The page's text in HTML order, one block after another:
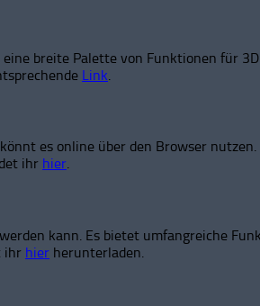
breite Palette von Funktionen für
Link
es online über den Browser
ihr hier.
kann. Es bietet umfangreiche
ihr hier herunterladen.